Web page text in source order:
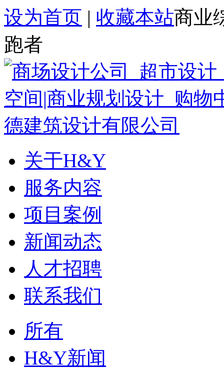
设为首页 | 收藏本站商业
跑者
关于H&Y
服务内容
项目案例
新闻动态
人才招聘
联系我们
所有
H&Y新闻